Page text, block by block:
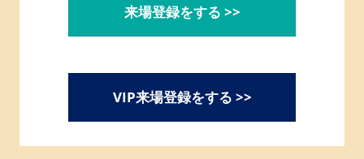
来場登録をする >>
VIP来場登録をする >>